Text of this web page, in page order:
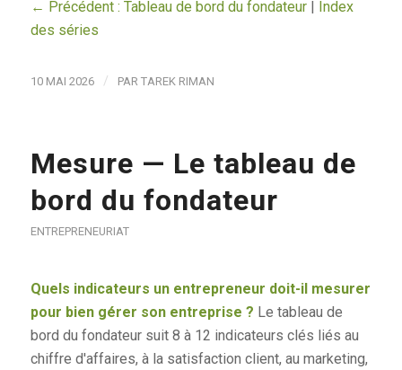
← Précédent : Tableau de bord du fondateur| Index
des séries
10 MAI 2026 / PAR TAREK RIMAN
Mesure — Le tableau de
bord du fondateur
ENTREPRENEURIAT
Quels indicateurs un entrepreneur doit-il mesurer
pour bien gérer son entreprise ? Le tableau de
bord du fondateur suit 8 à 12 indicateurs clés liés au
chiffre d'affaires, à la satisfaction client, au marketing,